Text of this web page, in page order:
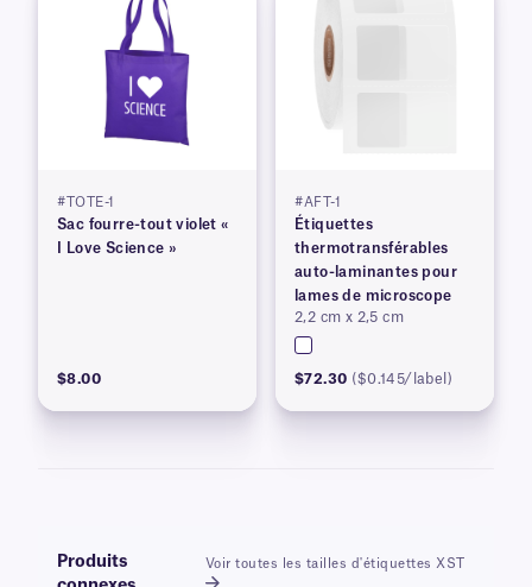
#TOTE-1
Sac fourre-tout violet «
I Love Science »
$8.00
#AFT-1
Étiquettes
thermotransférables
auto-laminantes pour
lames de microscope
2,2 cm x 2,5 cm
$72.30 ($0.145/label)
Produits
Voir toutes les tailles d'étiquettes XST